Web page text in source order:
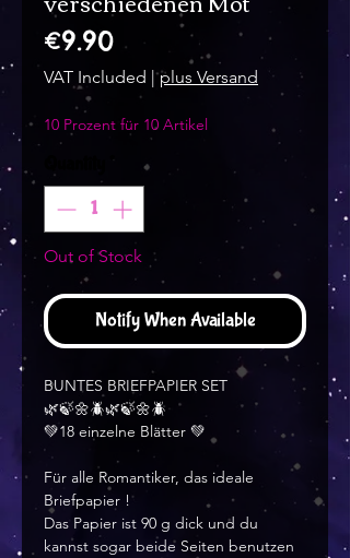
€9.90Price
VAT Included |plus Versand
10 Prozent für 10 Artikel
Out of Stock
Notify When Available
BUNTES BRIEFPAPIER SET
🌿🍃🌼🪲🌿🍃🌼🪲
💚18 einzelne Blätter 💚
Für alle Romantiker, das ideale
Briefpapier !
Das Papier ist 90 g dick und du
kannst sogar beide Seiten benutzen